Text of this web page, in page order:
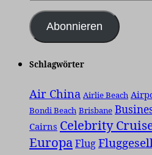
Adresse
Abonnieren
Schlagwörter
Air China Airlie Beach
Bondi Beach Brisbane
Cairns Celebrity
EuropaFlug